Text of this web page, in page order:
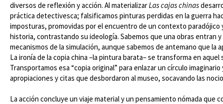
diversos de reflexión y acción. Al materializarLas cajas chinas
práctica detectivesca; falsificamos pinturas perdidas en la guerra
imposturas, promovidas por el encuentro de un contexto paradójico
historia, contrastando su ideología. Sabemos que una obras entran
mecanismos de la simulación, aunque sabemos de antemano que
La ironía de la copia china –la pintura barata– se transforma en
Transportamos esa “copia original” para enlazar un círculo
apropiaciones y citas que desbordaron al museo, socavando las
La acción concluye un viaje material y un pensamiento nómada